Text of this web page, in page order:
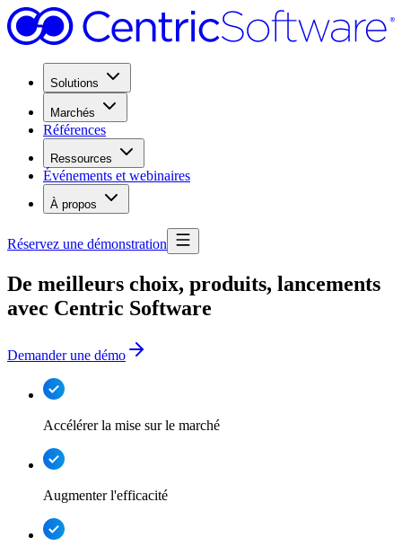
Solutions
Marchés
Références
Ressources
Événements et webinaires
À propos
Réservez une démonstration
De meilleurs choix, produits, lancements
avec Centric Software
Demander une démo
Accélérer la mise sur le marché
Augmenter l'efficacité